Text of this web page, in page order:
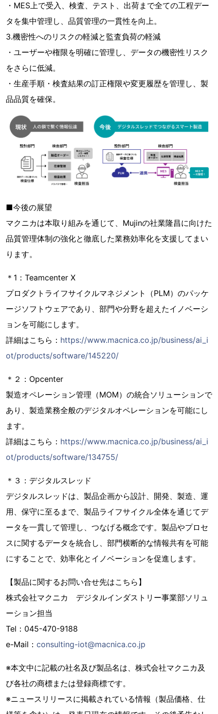
・MES上で受入、検査、テスト、出荷まで全ての工程デー
タを集中管理し、品質管理の一貫性を向上。
3.機密性へのリスクの軽減と監査負荷の軽減
・ユーザーや権限を明確に管理し、データの機密性リスク
をさらに低減。
・生産手順・検査結果の訂正権限や変更履歴を管理し、製
品品質を確保。
■今後の展望
マクニカは本取り組みを通じて、Mujinの社業隆昌に向けた
品質管理体制の強化と徹底した業務効率化を支援してまい
ります。
＊1：Teamcenter X
プロダクトライフサイクルマネジメント（PLM）のパッケ
ージソフトウェアであり、部門や分野を超えたイノベーシ
ョンを可能にします。
詳細はこちら： https://www.macnica.co.jp/business/ai_i
ot/products/software/145220/
＊２：Opcenter
製造オペレーション管理（MOM）の統合ソリューションで
あり、製造業務全般のデジタルオペレーションを可能にし
ます。
詳細はこちら： https://www.macnica.co.jp/business/ai_i
ot/products/software/134755/
＊３：デジタルスレッド
デジタルスレッドは、製品企画から設計、開発、製造、運
用、保守に至るまで、製品ライフサイクル全体を通じてデ
ータを一貫して管理し、つなげる概念です。製品やプロセ
スに関するデータを統合し、部門横断的な情報共有を可能
にすることで、効率化とイノベーションを促進します。
【製品に関するお問い合せ先はこちら】
株式会社マクニカ デジタルインダストリー事業部ソリュ
ーション担当
Tel：045-470-9188
e-Mail： consulting-iot@macnica.co.jp
※本文中に記載の社名及び製品名は、株式会社マクニカ及
び各社の商標または登録商標です。
※ニュースリリースに掲載されている情報（製品価格、仕